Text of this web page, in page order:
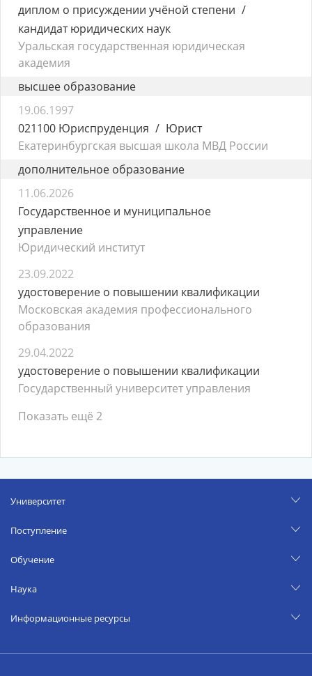
диплом о присуждении учёной степени
кандидат юридических наук
Уральская государственная юридическая
академия
высшее образование
19.06.1997
021100 Юриспруденция
Юрист
Екатеринбургская высшая школа МВД России
дополнительное образование
11.06.2026
Государственное и муниципальное
управление
Юридический институт
23.09.2022
удостоверение о повышении квалификации
Московская академия профессионального
образования
29.04.2022
удостоверение о повышении квалификации
Государственный университет управления
Показать ещё 2
Университет
Поступление
Обучение
Наука
Информационные ресурсы